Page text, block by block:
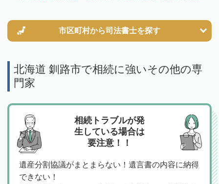
市区町村から司法書士を探す
北海道 釧路市で相続に強いその他の専
門家
相続トラブルが発
生している場合は
要注意！！
遺産分割協議がまとまらない！遺言書の内容に納得
できない！